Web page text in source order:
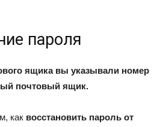
пароля
ящика вы указывали номер
почтовый ящик.
как восстановить пароль от